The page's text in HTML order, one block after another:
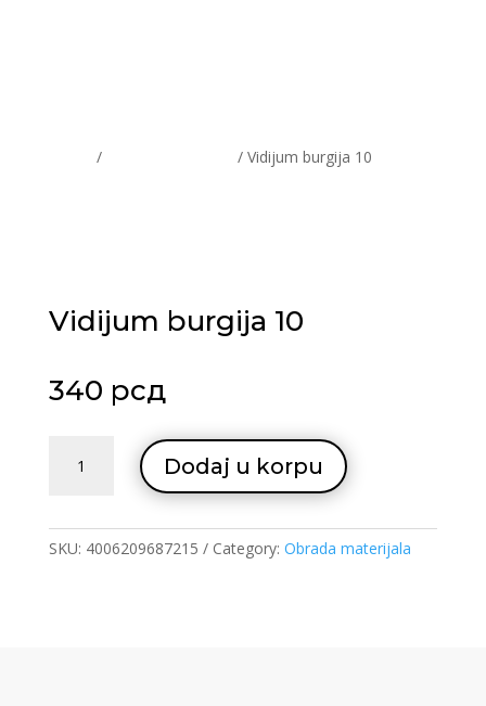
/ / Vidijum burgija 10
Vidijum burgija 10
340 рсд
burgija
Dodaj u korpu
SKU: 4006209687215 Category: Obrada materijala